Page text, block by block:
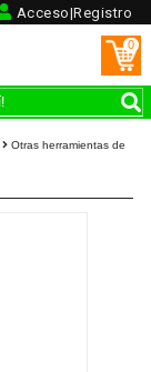
Acceso|Registro
0
Otras herramientas de